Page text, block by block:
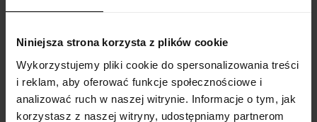
Niniejsza strona korzysta z plików cookie
Wykorzystujemy pliki cookie do spersonalizowania treści
i reklam, aby oferować funkcje społecznościowe i
analizować ruch w naszej witrynie. Informacje o tym, jak
korzystasz z naszej witryny, udostępniamy partnerom
Homme Eau Intense Woda
perfumowana
100ml - Woda perfumowana
- Mężczyzn
Na stanie
Homme Woda
50ml - Woda perfumowana -
Mężczyzn
Na stanie